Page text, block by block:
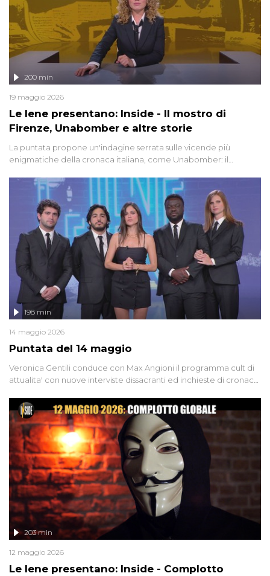
Le Iene presentano: Inside - Il mostro di
Firenze, Unabomber e altre storie
200 min
19 maggio 2026
La puntata propone un'indagine serrata sulle vicende più
enigmatiche della cronaca italiana, come Unabomber: il
'90 e il 2000 che, inquietantemente, potrebbe essere ancora in
libertà. Lo speciale affronta inoltre le zone d'ombra sul Mostro di
Firenze, le cui responsabilità appaiono ancora oggi avvolte in un
groviglio di dubbi mai chiariti. Nel corso dello speciale anche
l'intervista inedita a Olindo Romano, realizzata ne...
Puntata del 14 maggio
198 min
14 maggio 2026
Veronica Gentili conduce con Max Angioni il programma cult di
attualita' con nuove interviste dissacranti ed inchieste di cronaca
Le Iene presentano: Inside - Complotto
203 min
12 maggio 2026